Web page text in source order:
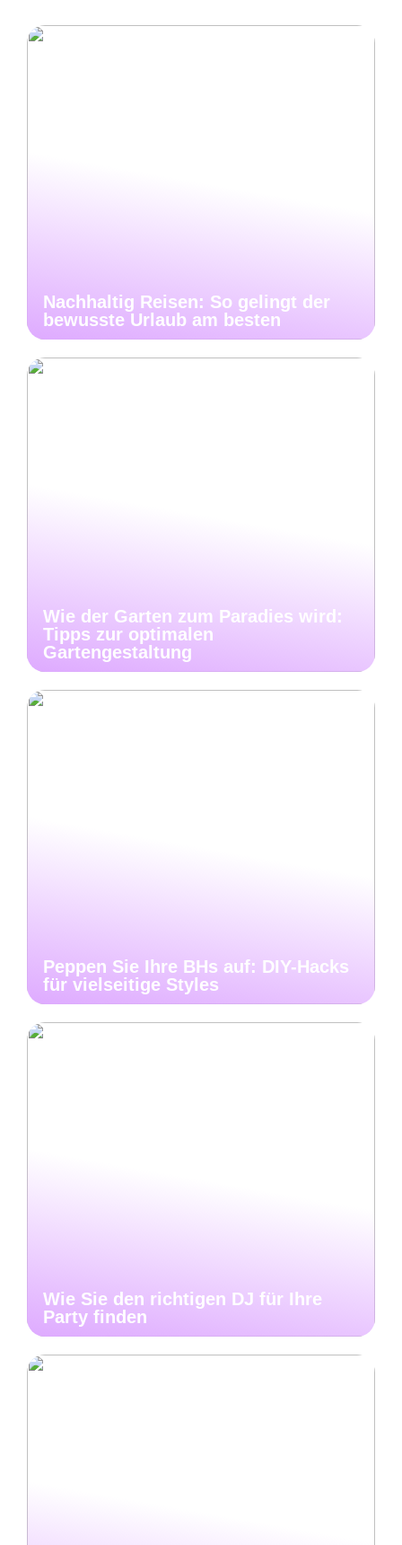
Nachhaltig Reisen: So gelingt der
bewusste Urlaub am besten
Wie der Garten zum Paradies wird:
Tipps zur optimalen
Gartengestaltung
Peppen Sie Ihre BHs auf: DIY-Hacks
für vielseitige Styles
Wie Sie den richtigen DJ für Ihre
Party finden